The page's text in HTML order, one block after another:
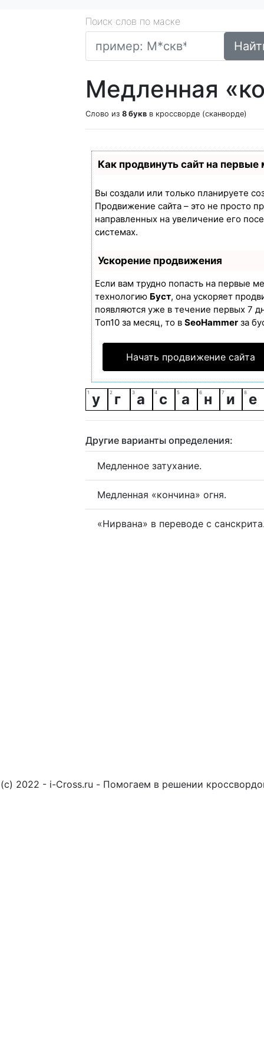
Поиск слов по маске
Медленная
Слово из 8 букв в кроссворде (сканворде)
Как продвинуть сайт на первые
Вы создали или только планируете
Продвижение сайта – это не просто
направленных на увеличение его
системах.
Ускорение продвижения
Если вам трудно попасть на первые
технологию Буст, она ускоряет
появляются уже в течение первых 7
Топ10 за месяц, то в SeoHammer за
Начать продвижение сайта
у г а с а н и е
Другие варианты определения:
Медленное затухание.
Медленная «кончина» огня.
«Нирвана» в переводе с
(c) 2022 - i-Cross.ru - Помогаем в решении